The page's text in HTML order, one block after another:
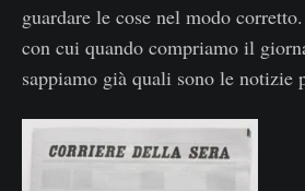
guardare le cose nel modo
con cui quando compriamo il
sappiamo già quali sono le notizie